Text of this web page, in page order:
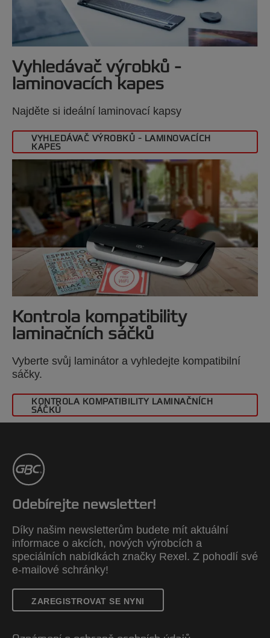
Vyhledávač výrobků -
laminovacích kapes
Najděte si ideální laminovací kapsy
VYHLEDÁVAČ VÝROBKŮ - LAMINOVACÍCH
KAPES
Kontrola kompatibility
laminačních sáčků
Vyberte svůj laminátor a vyhledejte kompatibilní
sáčky.
KONTROLA KOMPATIBILITY LAMINAČNÍCH
SÁČKŮ
Odebírejte newsletter!
Díky našim newsletterům budete mít aktuální
informace o akcích, nových výrobcích a
speciálních nabídkách značky Rexel. Z pohodlí své
e-mailové schránky!
ZAREGISTROVAT SE NYNI